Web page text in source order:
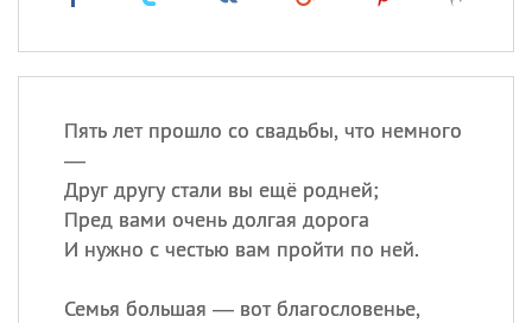
Пять лет прошло со свадьбы, что немного
—
Друг другу стали вы ещё родней;
Пред вами очень долгая дорога
И нужно с честью вам пройти по ней.
Семья большая — вот благословенье,